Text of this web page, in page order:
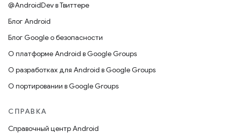
@AndroidDev в Твиттере
Блог Android
Блог Google о безопасности
О платформе Android в Google Groups
О разработках для Android в Google Groups
О портировании в Google Groups
СПРАВКА
Справочный центр Android